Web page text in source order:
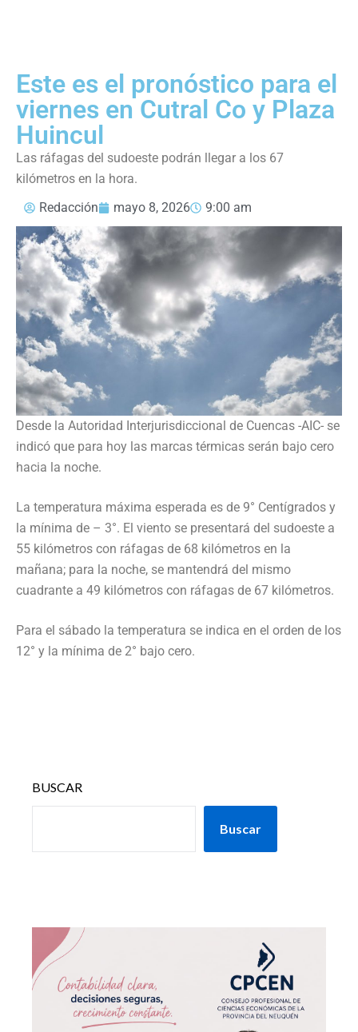
Este es el pronóstico para el
viernes en Cutral Co y Plaza
Huincul
Las ráfagas del sudoeste podrán llegar a los 67
kilómetros en la hora.
Redacción
mayo 8, 2026 9:00 am
Desde la Autoridad Interjurisdiccional de Cuencas -AIC- se
indicó que para hoy las marcas térmicas serán bajo cero
hacia la noche.
La temperatura máxima esperada es de 9° Centígrados y
la mínima de – 3°. El viento se presentará del sudoeste a
55 kilómetros con ráfagas de 68 kilómetros en la
mañana; para la noche, se mantendrá del mismo
cuadrante a 49 kilómetros con ráfagas de 67 kilómetros.
Para el sábado la temperatura se indica en el orden de los
12° y la mínima de 2° bajo cero.
BUSCAR
Buscar